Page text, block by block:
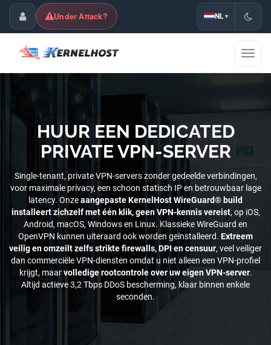
KlantenpaneelUnder Attack? NL ▾
HUUR EEN DEDICATED
PRIVATE VPN-SERVER
Single-tenant, private VPN-servers zonder gedeelde verbindingen,
voor maximale privacy, een schoon statisch IP en betrouwbaar lage
latency. Onzeaangepaste KernelHost WireGuard® build
installeert zichzelf met één klik, geen VPN-kennis vereist, op iOS,
Android, macOS, Windows en Linux. Klassieke WireGuard en
OpenVPN kunnen uiteraard ook worden geïnstalleerd. Extreem
veilig en omzeilt zelfs strikte firewalls, DPI en censuur, veel veiliger
dan commerciële VPN-diensten omdat u niet alleen een VPN-profiel
krijgt, maarvolledige rootcontrole over uw eigen VPN-server.
Altijd actieve 3,2 Tbps DDoS bescherming, klaar binnen enkele
seconden.